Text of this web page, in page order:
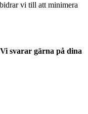
vi till att minimera
svarar gärna på dina